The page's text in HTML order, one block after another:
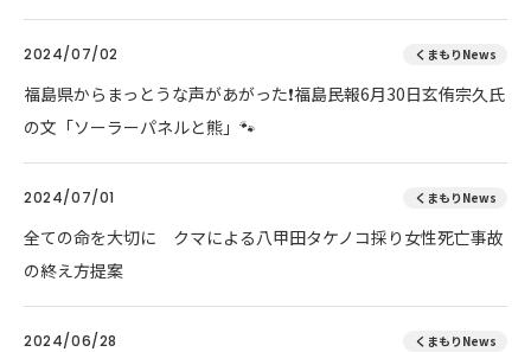
2024/07/02 くまもりNews
福島県からまっとうな声があがった❗福島民報6月30日玄侑宗久氏
の文「ソーラーパネルと熊」🐾
2024/07/01 くまもりNews
全ての命を大切に クマによる八甲田タケノコ採り女性死亡事故
の終え方提案
2024/06/28 くまもりNews